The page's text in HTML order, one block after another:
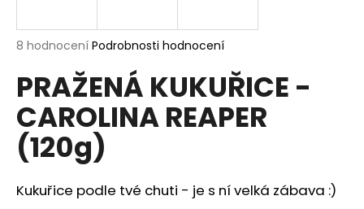
Průměrné
produktu
je
4,5
z
5
hvězdiček.
8 hodnocení Podrobnosti hodnocení
PRAŽENÁ KUKUŘICE -
CAROLINA REAPER
(120g)
Kukuřice podle tvé chuti - je s ní velká zábava :)
j
t
?
HLEDAT